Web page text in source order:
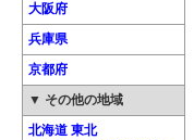
大阪府
兵庫県
京都府
▼ その他の地域
北海道 東北